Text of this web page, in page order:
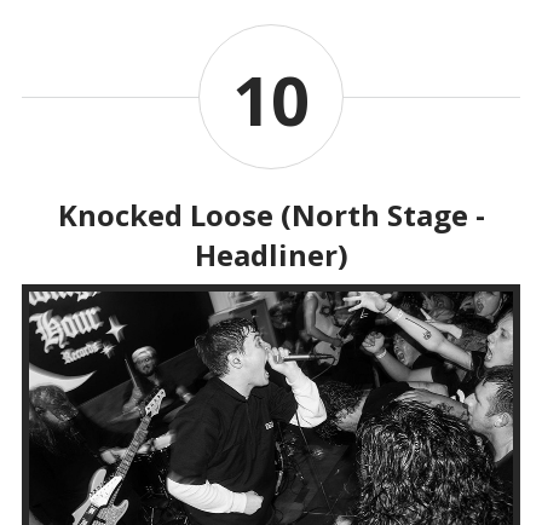
10
Knocked Loose (North Stage -
Headliner)